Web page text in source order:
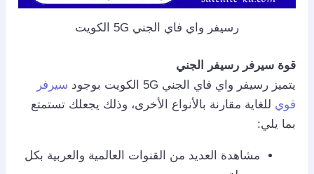
رسيفر واي فاي الجني 5G الكويت
قوة سيرفر رسيفر الجني
يتميز رسيفر واي فاي الجني 5G الكويت بوجود
سيرفر
قوي للغاية مقارنة بالأنواع الأخرى، وذلك يجعلك تستمتع
بما يلي:
مشاهدة العديد من القنوات العالمية والعربية بكل